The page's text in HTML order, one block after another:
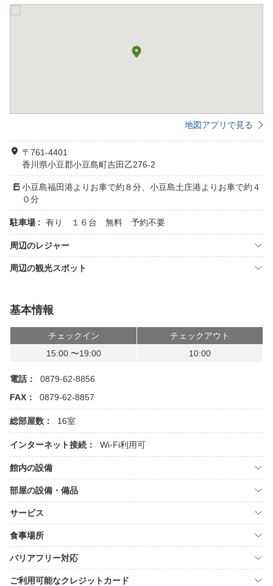
地図アプリで見る
〒761-4401
香川県小豆郡小豆島町吉田乙276-2
小豆島福田港よりお車で約８分、小豆島土庄港よりお車で約４
０分
駐車場 : 有り １６台 無料 予約不要
周辺のレジャー
周辺の観光スポット
基本情報
チェックイン
チェックアウト
15:00 〜19:00
10:00
電話：
0879-62-8856
FAX：
0879-62-8857
総部屋数： 16室
インターネット接続： Wi-Fi利用可
館内の設備
部屋の設備・備品
サービス
食事場所
バリアフリー対応
ご利用可能なクレジットカード